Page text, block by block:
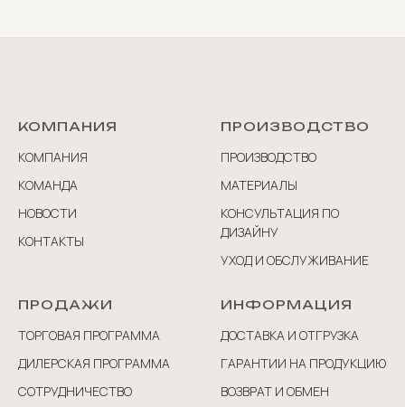
КОМПАНИЯ
КОМПАНИЯ
КОМАНДА
НОВОСТИ
КОНТАКТЫ
ПРОИЗВОДСТВО
ПРОИЗВОДСТВО
МАТЕРИАЛЫ
КОНСУЛЬТАЦИЯ ПО
ДИЗАЙНУ
УХОД И ОБСЛУЖИВАНИЕ
ПРОДАЖИ
ТОРГОВАЯ ПРОГРАММА
ДИЛЕРСКАЯ ПРОГРАММА
СОТРУДНИЧЕСТВО
ИНФОРМАЦИЯ
ДОСТАВКА И ОТГРУЗКА
ГАРАНТИИ НА ПРОДУКЦИЮ
ВОЗВРАТ И ОБМЕН